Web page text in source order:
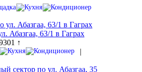
Абазгаа, 63/1 в Гаграх
↑
|